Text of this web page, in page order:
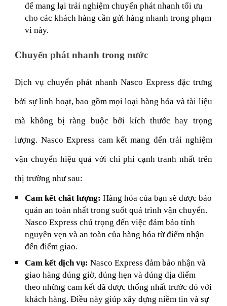
để mang lại trải nghiệm chuyển phát nhanh tối ưu
cho các khách hàng cần gửi hàng nhanh trong phạm
vi này.
Chuyển phát nhanh trong nước
Dịch vụ chuyển phát nhanh Nasco Express đặc trưng
bởi sự linh hoạt, bao gồm mọi loại hàng hóa và tài liệu
mà không bị ràng buộc bởi kích thước hay trọng
lượng. Nasco Express cam kết mang đến trải nghiệm
vận chuyển hiệu quả với chi phí cạnh tranh nhất trên
thị trường như sau:
Cam kết chất lượng: Hàng hóa của bạn sẽ được bảo
quản an toàn nhất trong suốt quá trình vận chuyển.
Nasco Express chú trọng đến việc đảm bảo tính
nguyên vẹn và an toàn của hàng hóa từ điểm nhận
đến điểm giao.
Cam kết dịch vụ:Nasco Express đảm bảo nhận và
giao hàng đúng giờ, đúng hẹn và đúng địa điểm
theo những cam kết đã được thống nhất trước đó với
khách hàng. Điều này giúp xây dựng niềm tin và sự